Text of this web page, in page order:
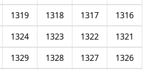
1316
1317
1318
1319
1321
1322
1323
1324
1326
1327
1328
1329